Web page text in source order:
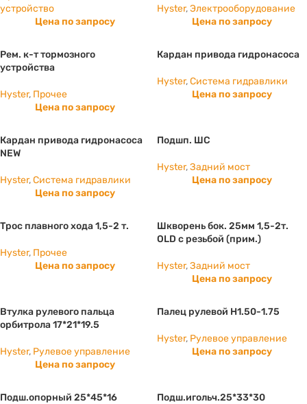
устройство
Цена по запросу
Hyster,Электрооборудование
Цена по запросу
Рем. к-т тормозного
устройства
Hyster, Прочее
Цена по запросу
Кардан привода гидронасоса
Hyster,Система гидравлики
Цена по запросу
Кардан привода гидронасоса
NEW
Hyster,Система гидравлики
Цена по запросу
Подшп. ШС
Hyster,Задний мост
Цена по запросу
Трос плавного хода 1,5-2 т.
Hyster, Прочее
Цена по запросу
Шкворень бок. 25мм 1,5-2т.
OLD с резьбой (прим.)
Hyster,Задний мост
Цена по запросу
Втулка рулевого пальца
орбитрола 17*21*19.5
Hyster, Рулевое управление
Цена по запросу
Палец рулевой H1.50-1.75
Hyster, Рулевое управление
Цена по запросу
Подш.опорный 25*45*16 Подш.игольч.25*33*30